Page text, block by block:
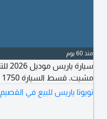
منذ 60 يوم
مشيت. قسط السيارة 1750 ريال
تويوتا ياريس للبيع في